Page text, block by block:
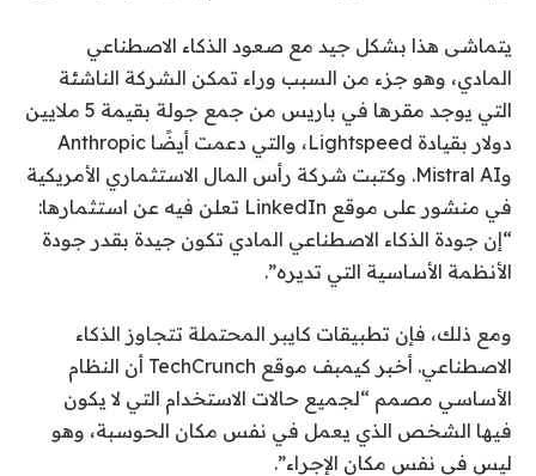
يتماشى هذا بشكل جيد مع صعود الذكاء الاصطناعي
المادي، وهو جزء من السبب وراء تمكن الشركة الناشئة
التي يوجد مقرها في باريس من جمع جولة بقيمة 5 ملايين
دولار بقيادة Lightspeed، والتي دعمت أيضًا Anthropic
وMistral AI. وكتبت شركة رأس المال الاستثماري الأمريكية
في منشور على موقع LinkedIn تعلن فيه عن استثمارها:
“إن جودة الذكاء الاصطناعي المادي تكون جيدة بقدر جودة
الأنظمة الأساسية التي تديره”.
ومع ذلك، فإن تطبيقات كايبر المحتملة تتجاوز الذكاء
الاصطناعي. أخبر كيمبف موقع TechCrunch أن النظام
الأساسي مصمم “لجميع حالات الاستخدام التي لا يكون
فيها الشخص الذي يعمل في نفس مكان الحوسبة، وهو
ليس في نفس مكان الإجراء”.